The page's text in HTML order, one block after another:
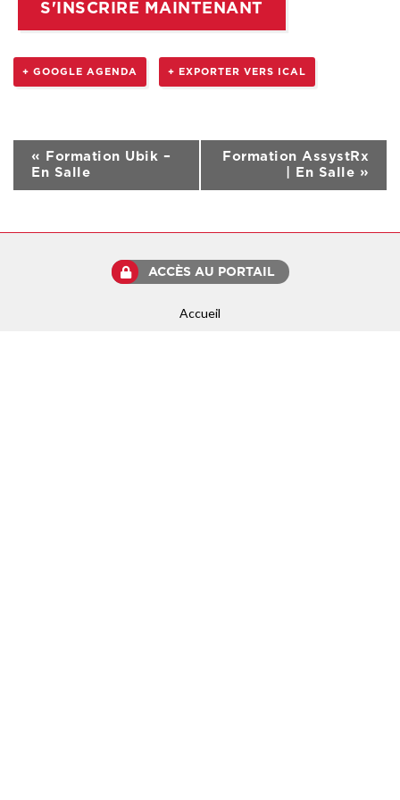
S'INSCRIRE MAINTENANT
+ GOOGLE AGENDA + EXPORTER VERS ICAL
Navigation
formation
« Formation Ubik –
En Salle
Formation AssystRx
| En Salle »
ACCÈS AU PORTAIL
Accueil